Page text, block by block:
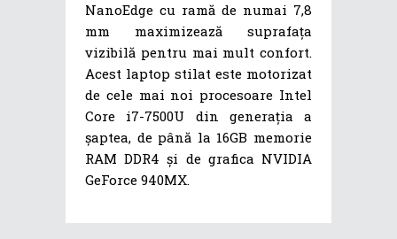
NanoEdge cu ramă de numai 7,8
mm maximizează suprafața
vizibilă pentru mai mult confort.
Acest laptop stilat este motorizat
de cele mai noi procesoare Intel
Core i7-7500U din generația a
șaptea, de până la 16GB memorie
RAM DDR4 și de grafica NVIDIA
GeForce 940MX.